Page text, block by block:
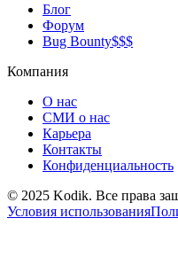
Блог
Форум
Bug Bounty$$$
Компания
О нас
СМИ о нас
Карьера
Контакты
Конфиденциальность
© 2025 Kodik. Все права
Условия использования